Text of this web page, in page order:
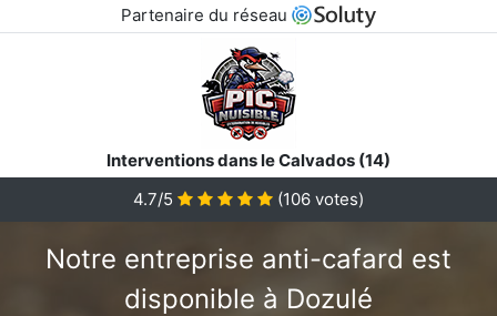
Partenaire du réseau
Interventions dans le Calvados (14)
4.7/5
(106 votes)
Notre entreprise anti-cafard est
disponible à Dozulé